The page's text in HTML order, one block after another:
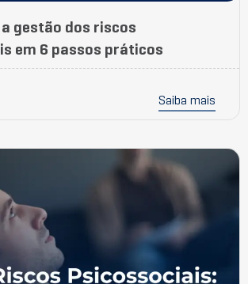
gestão dos riscos
em 6 passos práticos
Saiba mais